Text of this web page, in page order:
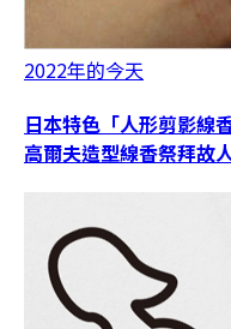
2022年的今天
日本特色「人形剪影線
高爾夫造型線香祭拜故